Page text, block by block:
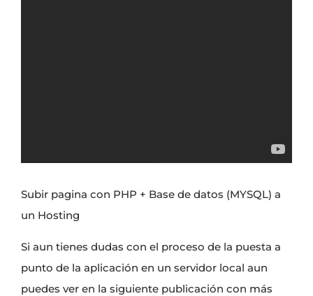
Subir pagina con PHP + Base de datos (MYSQL) a
un Hosting
Si aun tienes dudas con el proceso de la puesta a
punto de la aplicación en un servidor local aun
puedes ver en la siguiente publicación con más